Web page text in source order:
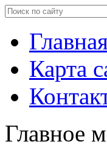
Карта
Главное